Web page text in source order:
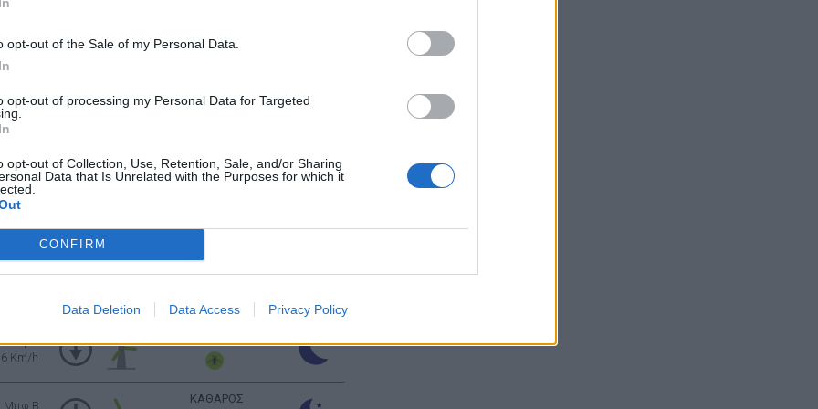
opt-out of the Sale of my Personal Data.
opt-out of processing my Personal Data for Targeted
opt-out of Collection, Use, Retention, Sale, and/or Sharing
Data that Is Unrelated with the Purposes for which it
CONFIRM
Data Deletion Data Access Privacy Policy
Μπφ ΒΔ
9 Km/h
ΚΑΘΑΡΟΣ
Μπφ ΒΔ
Km/h
Μπφ Α
Km/h
ΛΙΓΑ ΣΥΝΝΕΦΑ
Ανατολή: 06:33 - Δύση 20:36
Μπφ B
Μπφ B
Km/h
Μπφ B
ΚΑΘΑΡΟΣ